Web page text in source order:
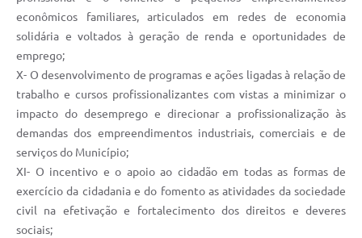
econômicos familiares, articulados em redes de economia
solidária e voltados à geração de renda e oportunidades de
emprego;
X- O desenvolvimento de programas e ações ligadas à relação de
trabalho e cursos profissionalizantes com vistas a minimizar o
impacto do desemprego e direcionar a profissionalização às
demandas dos empreendimentos industriais, comerciais e de
serviços do Município;
XI- O incentivo e o apoio ao cidadão em todas as formas de
exercício da cidadania e do fomento as atividades da sociedade
civil na efetivação e fortalecimento dos direitos e deveres
sociais;